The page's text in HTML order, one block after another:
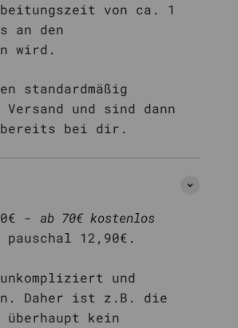
von ca. 1
an den
wird.
standardmäßig
und sind dann
bereits bei dir.
- ab 70€ kostenlos
12,90€.
und
Daher ist z.B. die
kein